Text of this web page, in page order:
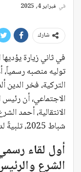
في فبراير 4, 2025
شارك
في ثاني زيارة
توليه منصبه رسمياً،
التركية، فخر
الاجتماعي، أن رئيس
شباط 2025، تلبيةً لدعوة من الرئيس رجب طيب أردوغان.
أول لقاء
الشرع